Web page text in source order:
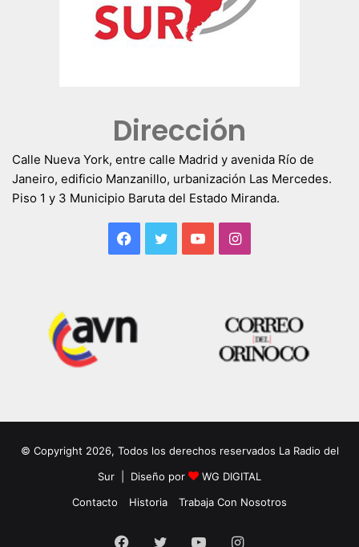
Dirección
Calle Nueva York, entre calle Madrid y avenida Río de
Janeiro, edificio Manzanillo, urbanización Las Mercedes.
Piso 1 y 3 Municipio Baruta del Estado Miranda.
Facebook
TwitterYouTubeInstagram
© Copyright 2026, Todos los derechos reservados La Radio del
Sur | Diseño por
WG DIGITAL
Contacto
Historia Trabaja Con Nosotros
Facebook
TwitterYouTubeInstagram